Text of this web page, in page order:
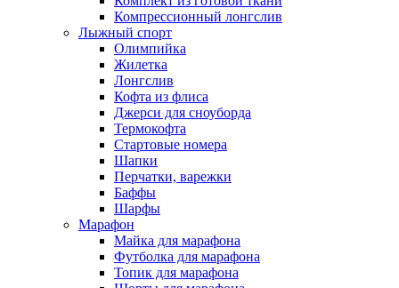
Компрессионный лонгслив
Лыжный спорт
Олимпийка
Жилетка
Лонгслив
Кофта из флиса
Джерси для сноуборда
Термокофта
Стартовые номера
Шапки
Перчатки, варежки
Баффы
Шарфы
Марафон
Майка для марафона
Футболка для марафона
Топик для марафона